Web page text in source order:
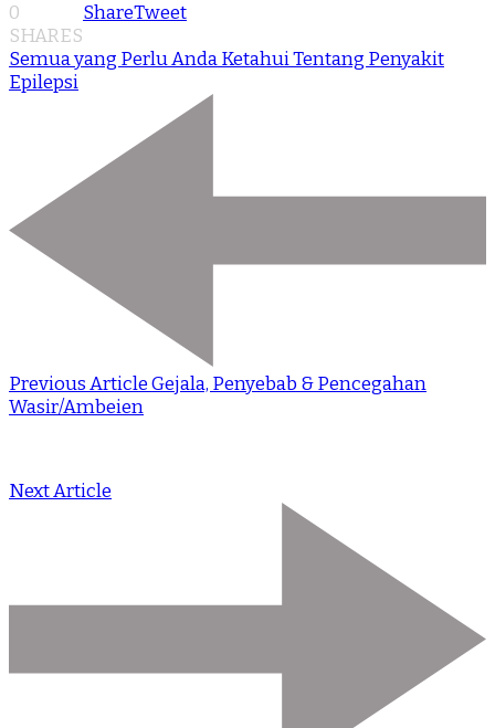
0
SHARES
ShareTweet
Semua yang Perlu Anda Ketahui Tentang Penyakit
Epilepsi
Previous ArticleGejala, Penyebab & Pencegahan
Wasir/Ambeien
Next Article